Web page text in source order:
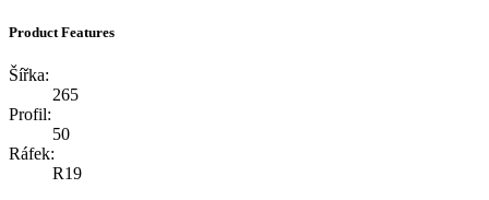
Product Features
Šířka:
265
Profil:
50
Ráfek:
R19